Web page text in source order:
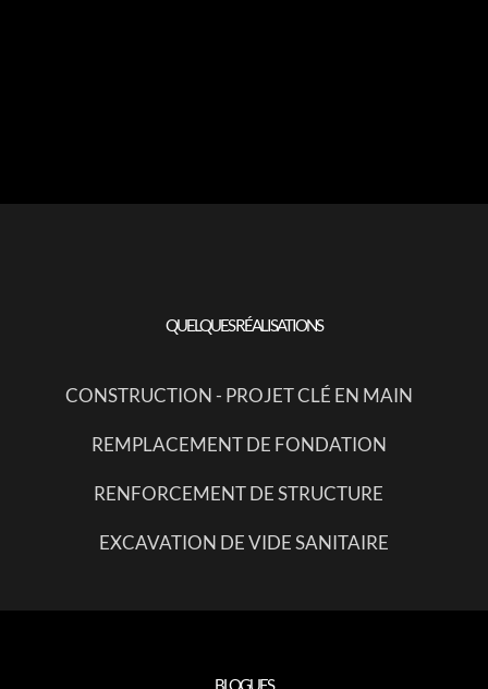
QUELQUES RÉALISATIONS
CONSTRUCTION - PROJET CLÉ EN MAIN
REMPLACEMENT DE FONDATION
RENFORCEMENT DE STRUCTURE
EXCAVATION DE VIDE SANITAIRE